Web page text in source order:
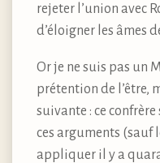
rejeter l’union avec
d’éloigner les âmes
Or je ne suis pas un
prétention de l’être,
suivante : ce
ces arguments
appliquer il y a